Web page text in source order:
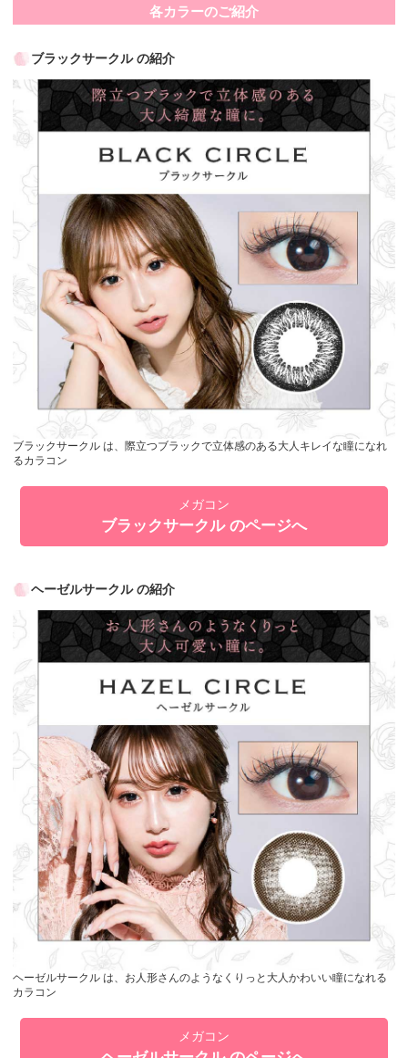
各カラーのご紹介
ブラックサークル の紹介
ブラックサークル は、際立つブラックで立体感のある大人キレイな瞳になれ
るカラコン
メガコン
ブラックサークル のページへ
ヘーゼルサークル の紹介
ヘーゼルサークル は、お人形さんのようなくりっと大人かわいい瞳になれる
カラコン
メガコン